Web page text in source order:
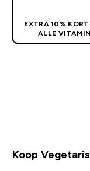
EXTRA 10%
ALLE
GEEN CODE
Koop